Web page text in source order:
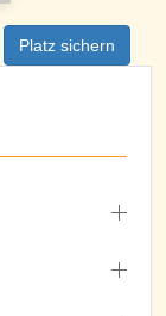
Platz sichern